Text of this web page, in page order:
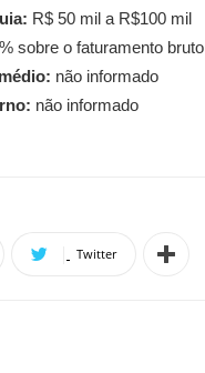
R$ 50 mil a R$100 mil
sobre o faturamento bruto
não informado
não informado
Twitter